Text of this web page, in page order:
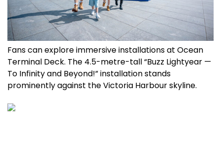
Fans can explore immersive installations at Ocean
Terminal Deck. The 4.5-metre-tall “Buzz Lightyear —
To Infinity and Beyond!” installation stands
prominently against the Victoria Harbour skyline.